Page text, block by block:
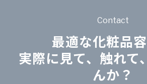
Contact
最適な化粧品
実際に見て、触れて
んか？